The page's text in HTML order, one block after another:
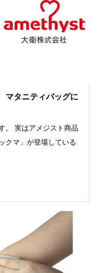
マタニティバッグに
。 実はアメジスト商品
クマ」が登場している